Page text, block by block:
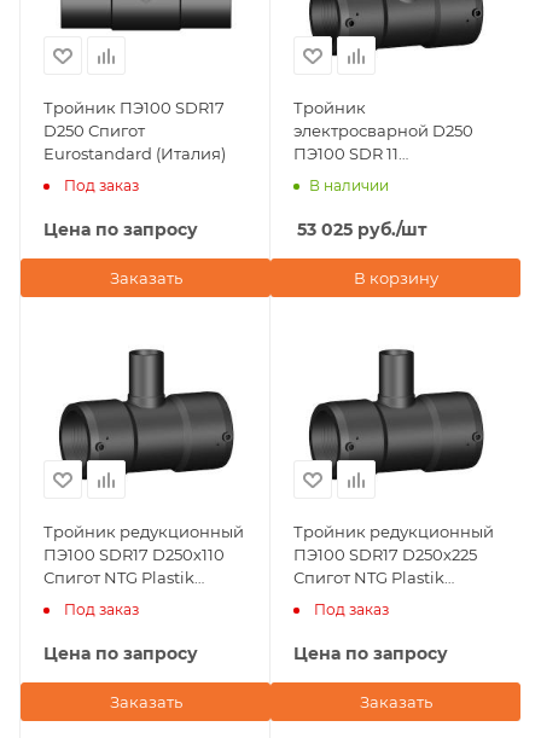
Тройник ПЭ100 SDR17
D250 Спигот
Eurostandard (Италия)
Под заказ
Цена по запросу
Заказать
Тройник
электросварной D250
ПЭ100 SDR 11
Eurostandard (Италия)
В наличии
53 025 руб./шт
В корзину
Тройник редукционный
ПЭ100 SDR17 D250х110
Спигот NTG Plastik
(Турция)
Под заказ
Цена по запросу
Заказать
Тройник редукционный
ПЭ100 SDR17 D250х225
Спигот NTG Plastik
(Турция)
Под заказ
Цена по запросу
Заказать